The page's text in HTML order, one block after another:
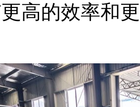
高的效率和